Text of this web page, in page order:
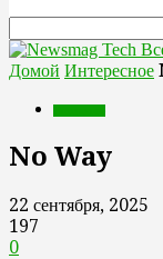
Домой Интересное
No Way
22 сентября, 2025
197
0